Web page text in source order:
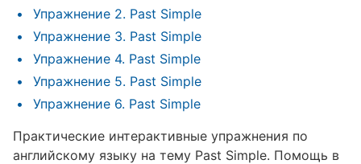
Упражнение 2. Past Simple
Упражнение 3. Past Simple
Упражнение 4. Past Simple
Упражнение 5. Past Simple
Упражнение 6. Past Simple
Практические интерактивные упражнения по
английскому языку на тему Past Simple. Помощь в